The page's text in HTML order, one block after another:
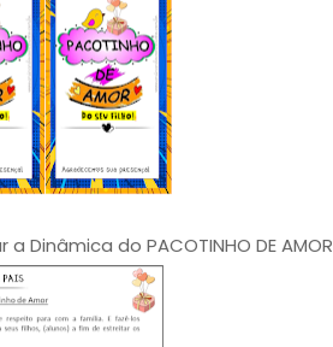
do PACOTINHO DE AMOR